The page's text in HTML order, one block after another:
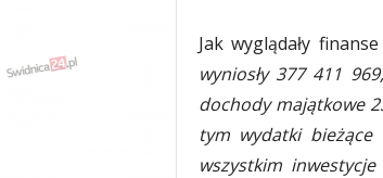
Jak wyglądały
wyniosły 377 411
dochody majątkowe
tym wydatki
wszystkim